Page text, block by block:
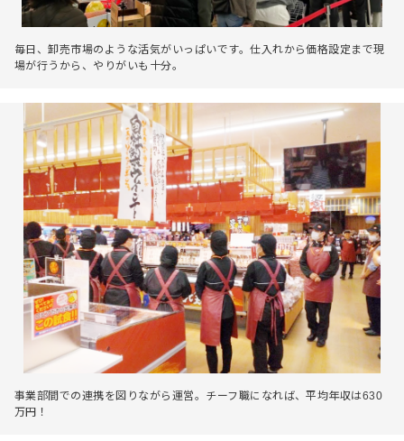
毎日、卸売市場のような活気がいっぱいです。仕入れから価格設定まで現
場が行うから、やりがいも十分。
事業部間での連携を図りながら運営。チーフ職になれば、平均年収は630
万円！